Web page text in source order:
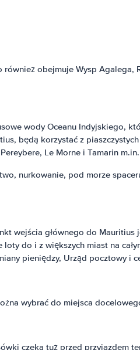
obejmuje Wysp
wody Oceanu Indyjskiego,
będą korzystać z
Le Morne i Tamarin m.in.
nurkowanie, pod morze
wejścia głównego do
do i z większych miast na
pieniędzy, Urząd pocztowy i
wybrać do miejsca
czeka tuż przed przyjazdem